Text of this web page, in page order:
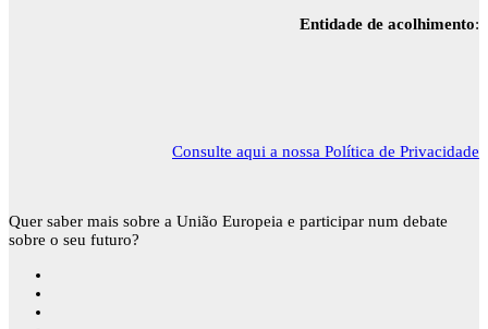
Entidade de acolhimento:
Consulte aqui a nossa Política de Privacidade
Quer saber mais sobre a União Europeia e participar num debate
sobre o seu futuro?